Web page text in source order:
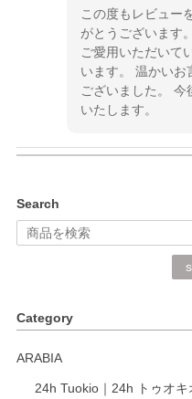
この度もレビュー
がとうございます
ご愛用いただいて
います。 温かいお
ございました。 今
いたします。
深さや大きさがとてもちょ
く、他の柄も何枚かこちら
く交換して下さいました。
がとうございます
Search
Category
ARABIA
24h Tuokio｜24h トゥオキ